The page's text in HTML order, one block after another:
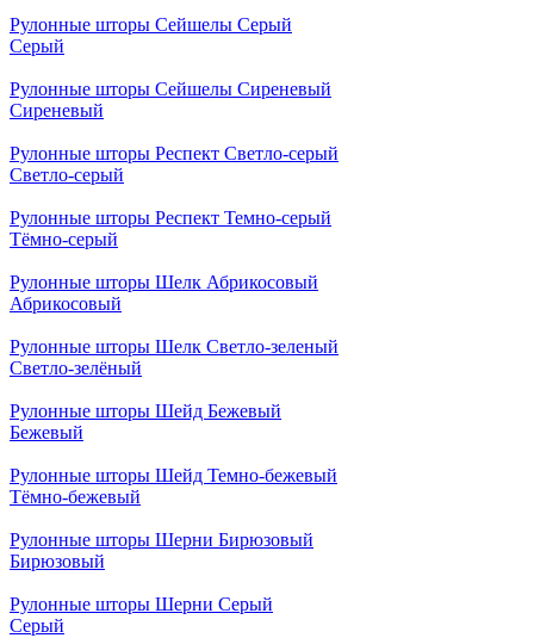
Рулонные шторы Сейшелы Серый
Серый
Рулонные шторы Сейшелы Сиреневый
Сиреневый
Рулонные шторы Респект Светло-серый
Светло-серый
Рулонные шторы Респект Темно-серый
Тёмно-серый
Рулонные шторы Шелк Абрикосовый
Абрикосовый
Рулонные шторы Шелк Светло-зеленый
Светло-зелёный
Рулонные шторы Шейд Бежевый
Бежевый
Рулонные шторы Шейд Темно-бежевый
Тёмно-бежевый
Рулонные шторы Шерни Бирюзовый
Бирюзовый
Рулонные шторы Шерни Серый
Серый